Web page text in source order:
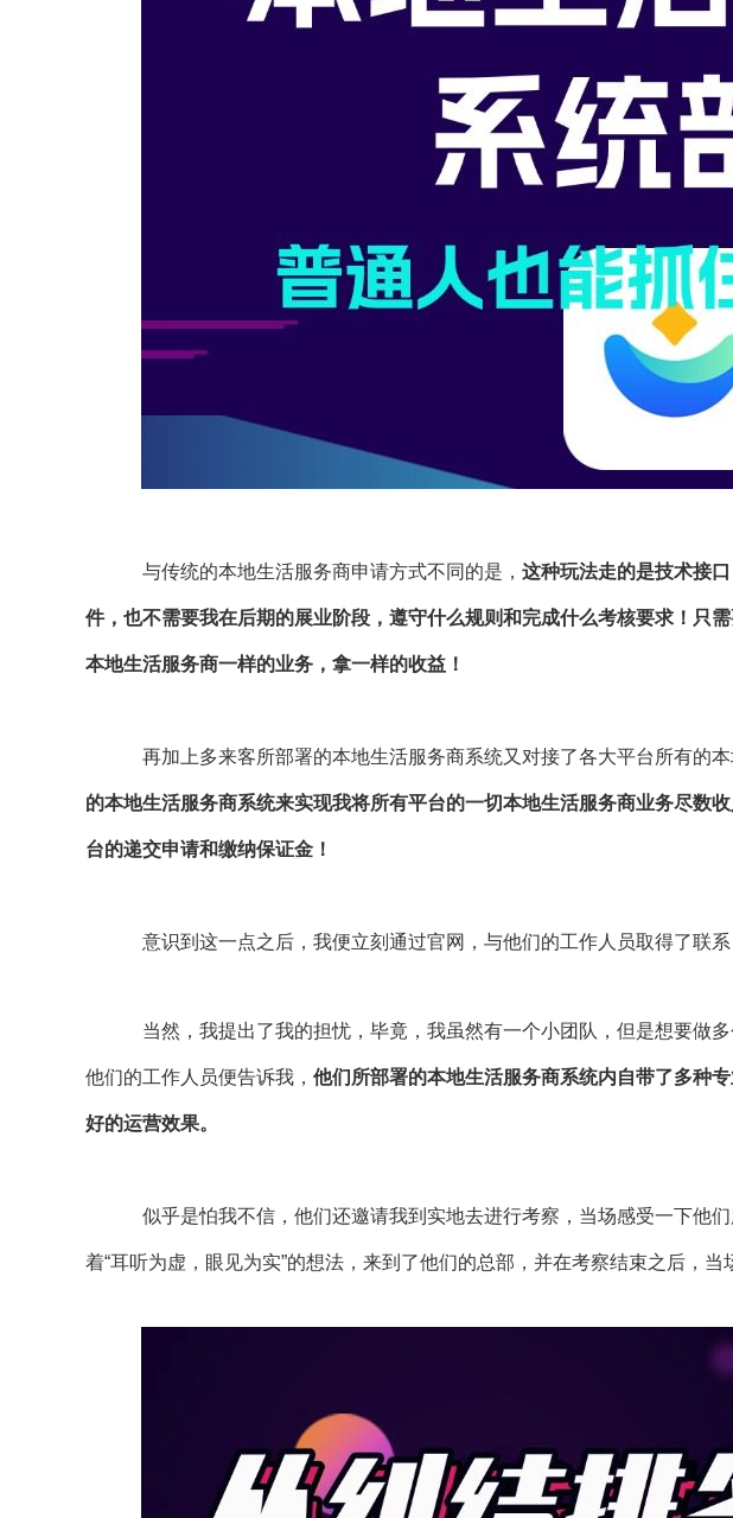
与传统的本地生活服务商申请方式不同的是， 这种玩法走的是技术接
件，也不需要我在后期的展业阶段，遵守什么规则和完成什么考核要求！只
本地生活服务商一样的业务，拿一样的收益！
再加上多来客所部署的本地生活服务商系统又对接了各大平台所有的
的本地生活服务商系统来实现我将所有平台的一切本地生活服务商业务尽数
台的递交申请和缴纳保证金！
意识到这一点之后，我便立刻通过官网，与他们的工作人员取得了联
当然，我提出了我的担忧，毕竟，我虽然有一个小团队，但是想要做
他们的工作人员便告诉我， 他们所部署的本地生活服务商系统内自带了多种
好的运营效果。
似乎是怕我不信，他们还邀请我到实地去进行考察，当场感受一下他
着“耳听为虚，眼见为实”的想法，来到了他们的总部，并在考察结束之后，当